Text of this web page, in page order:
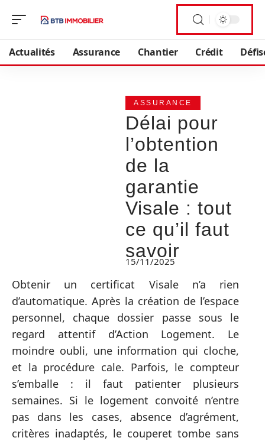
Actualités Assurance Chantier Crédit
ASSURANCE
Délai pour
l’obtention
de la
garantie
Visale : tout
ce qu’il faut
savoir
15/11/2025
Obtenir un certificat Visale n’a rien
d’automatique. Après la création de l’espace
personnel, chaque dossier passe sous le
regard attentif d’Action Logement. Le
moindre oubli, une information qui cloche,
et la procédure cale. Parfois, le compteur
s’emballe : il faut patienter plusieurs
semaines. Si le logement convoité n’entre
pas dans les cases, absence d’agrément,
critères inadaptés, le couperet tombe sans